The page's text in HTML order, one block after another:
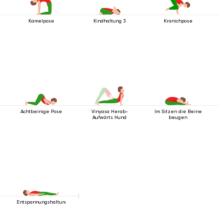
Kamelpose Kindhaltung 3 Kranichpose
Achtbeinige Pose
Vinyasa Herab-
Aufwärts Hund
Im Sitzen die Beine
beugen
Entspannungshaltung